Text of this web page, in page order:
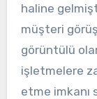
haline
müşteri
görüntülü
işletmelere
etme imkanı